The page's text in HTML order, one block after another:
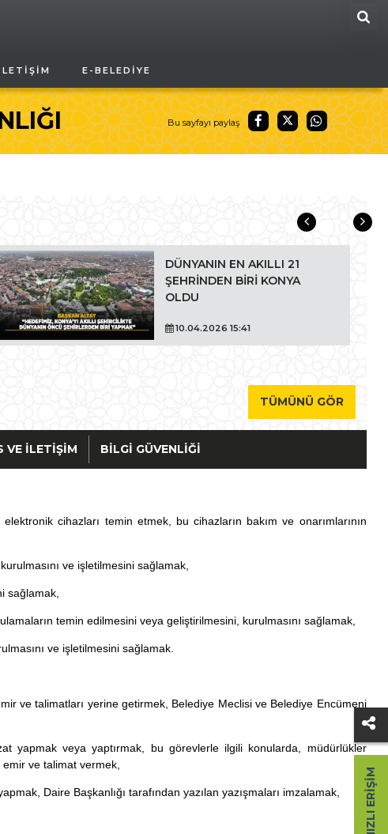
E-BELEDIYE
Bu sayfayı paylaş
DÜNYANIN EN AKILLI 21
ŞEHRİNDEN BİRİ KONYA
OLDU
10.04.2026 15:41
TÜMÜNÜ GÖR
VE İLETIŞIM BILGI GÜVENLIĞI
cihazları temin etmek, bu cihazların bakım ve onarımlarının
ve işletilmesini sağlamak,
sağlamak,
temin edilmesini veya geliştirilmesini, kurulmasını sağlamak,
ve işletilmesini sağlamak.
ve talimatları yerine getirmek, Belediye Meclisi ve Belediye Encümeni
yapmak veya yaptırmak, bu görevlerle ilgili konularda, müdürlükler
emir ve talimat vermek,
Daire Başkanlığı tarafından yazılan yazışmaları imzalamak, HIZLI ERIŞIM